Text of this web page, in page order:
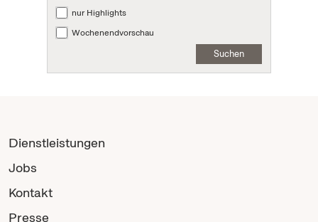
nur Highlights
Wochenendvorschau
Suchen
Dienstleistungen
Jobs
Kontakt
Presse